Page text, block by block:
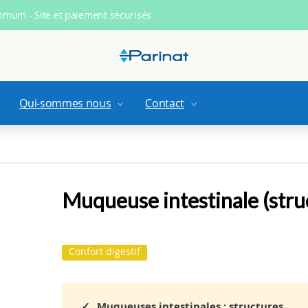
- Site et paiement sécurisés
Qui-sommes nous Contact
Muqueuse intestinale
Confort digestif